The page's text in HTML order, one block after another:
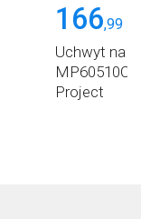
166,99
Uchwyt na
Project